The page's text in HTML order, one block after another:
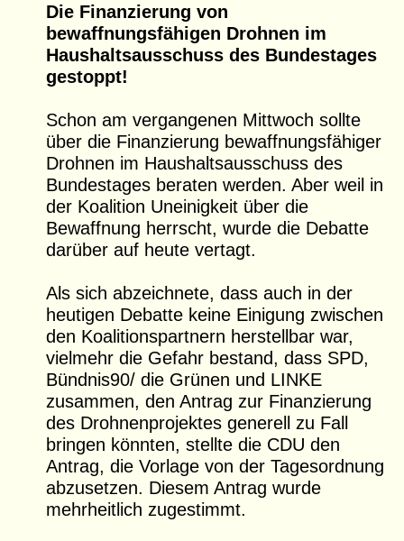
Die Finanzierung von
bewaffnungsfähigen Drohnen im
Haushaltsausschuss des Bundestages
gestoppt!
Schon am vergangenen Mittwoch sollte
über die Finanzierung bewaffnungsfähiger
Drohnen im Haushaltsausschuss des
Bundestages beraten werden. Aber weil in
der Koalition Uneinigkeit über die
Bewaffnung herrscht, wurde die Debatte
darüber auf heute vertagt.
Als sich abzeichnete, dass auch in der
heutigen Debatte keine Einigung zwischen
den Koalitionspartnern herstellbar war,
vielmehr die Gefahr bestand, dass SPD,
Bündnis90/ die Grünen und LINKE
zusammen, den Antrag zur Finanzierung
des Drohnenprojektes generell zu Fall
bringen könnten, stellte die CDU den
Antrag, die Vorlage von der Tagesordnung
abzusetzen. Diesem Antrag wurde
mehrheitlich zugestimmt.